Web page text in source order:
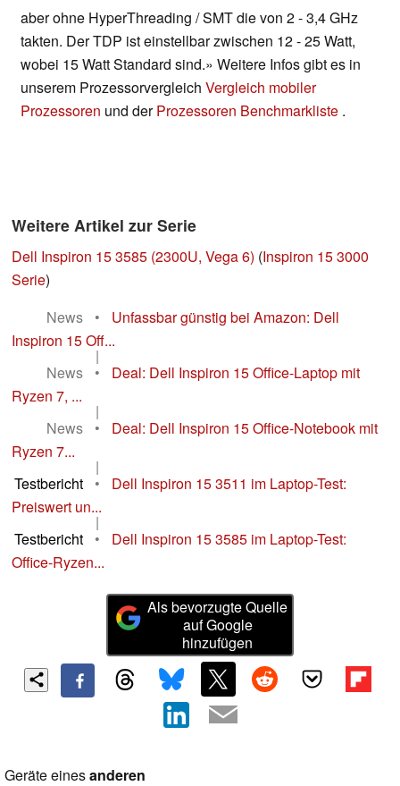
aber ohne HyperThreading / SMT die von 2 - 3,4 GHz
takten. Der TDP ist einstellbar zwischen 12 - 25 Watt,
wobei 15 Watt Standard sind.» Weitere Infos gibt es in
unserem Prozessorvergleich Vergleich mobiler
Prozessoren und derProzessoren Benchmarkliste .
Weitere Artikel zur Serie
Dell Inspiron 15 3585 (2300U, Vega 6) (Inspiron 15 3000
Serie)
News
•
Unfassbar günstig bei Amazon: Dell
Inspiron 15 Off...
|
News
•
Deal: Dell Inspiron 15 Office-Laptop mit
Ryzen 7, ...
|
News
•
Deal: Dell Inspiron 15 Office-Notebook mit
Ryzen 7...
|
Testbericht
•
Dell Inspiron 15 3511 im Laptop-Test:
Preiswert un...
|
Testbericht
•
Dell Inspiron 15 3585 im Laptop-Test:
Office-Ryzen...
Als bevorzugte Quelle
auf Google
hinzufügen
Geräte einesanderen